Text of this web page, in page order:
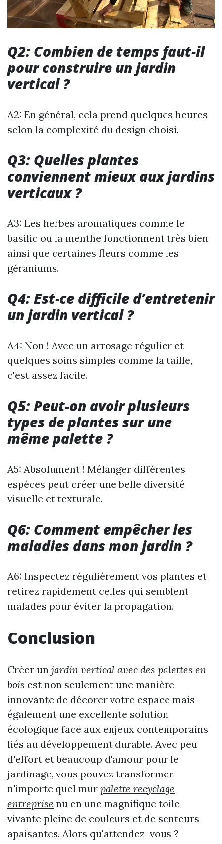
Q2: Combien de temps faut-il
pour construire un jardin
vertical ?
A2: En général, cela prend quelques heures
selon la complexité du design choisi.
Q3: Quelles plantes
conviennent mieux aux jardins
verticaux ?
A3: Les herbes aromatiques comme le
basilic ou la menthe fonctionnent très bien
ainsi que certaines fleurs comme les
géraniums.
Q4: Est-ce difficile d’entretenir
un jardin vertical ?
A4: Non ! Avec un arrosage régulier et
quelques soins simples comme la taille,
c'est assez facile.
Q5: Peut-on avoir plusieurs
types de plantes sur une
même palette ?
A5: Absolument ! Mélanger différentes
espèces peut créer une belle diversité
visuelle et texturale.
Q6: Comment empêcher les
maladies dans mon jardin ?
A6: Inspectez régulièrement vos plantes et
retirez rapidement celles qui semblent
malades pour éviter la propagation.
Conclusion
Créer un jardin vertical avec des palettes en
bois est non seulement une manière
innovante de décorer votre espace mais
également une excellente solution
écologique face aux enjeux contemporains
liés au développement durable. Avec peu
d'effort et beaucoup d'amour pour le
jardinage, vous pouvez transformer
n'importe quel mur palette recyclage
entreprise nu en une magnifique toile
vivante pleine de couleurs et de senteurs
apaisantes. Alors qu'attendez-vous ?